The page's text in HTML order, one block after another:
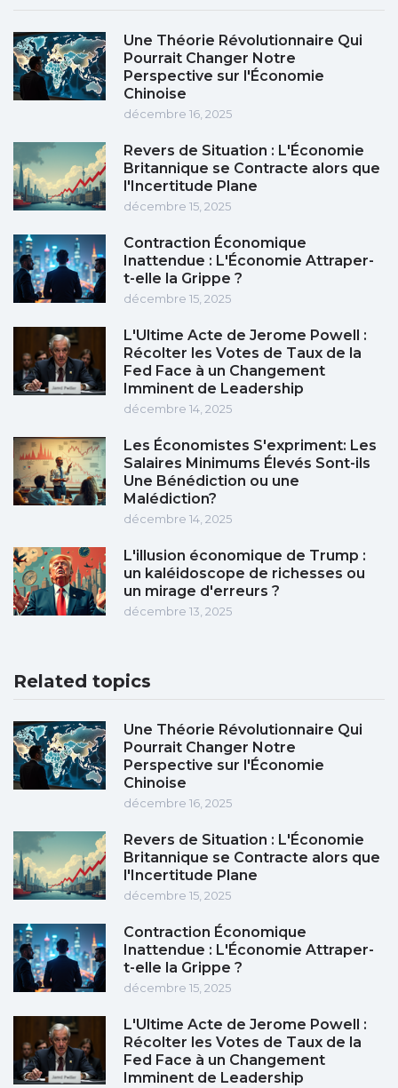
Une Théorie Révolutionnaire Qui
Pourrait Changer Notre
Perspective sur l'Économie
Chinoise
décembre 16, 2025
Revers de Situation : L'Économie
Britannique se Contracte alors que
l'Incertitude Plane
décembre 15, 2025
Contraction Économique
Inattendue : L'Économie Attraper-
t-elle la Grippe ?
décembre 15, 2025
L'Ultime Acte de Jerome Powell :
Récolter les Votes de Taux de la
Fed Face à un Changement
Imminent de Leadership
décembre 14, 2025
Les Économistes S'expriment: Les
Salaires Minimums Élevés Sont-ils
Une Bénédiction ou une
Malédiction?
décembre 14, 2025
L'illusion économique de Trump :
un kaléidoscope de richesses ou
un mirage d'erreurs ?
décembre 13, 2025
Related topics
Une Théorie Révolutionnaire Qui
Pourrait Changer Notre
Perspective sur l'Économie
Chinoise
décembre 16, 2025
Revers de Situation : L'Économie
Britannique se Contracte alors que
l'Incertitude Plane
décembre 15, 2025
Contraction Économique
Inattendue : L'Économie Attraper-
t-elle la Grippe ?
décembre 15, 2025
L'Ultime Acte de Jerome Powell :
Récolter les Votes de Taux de la
Fed Face à un Changement
Imminent de Leadership